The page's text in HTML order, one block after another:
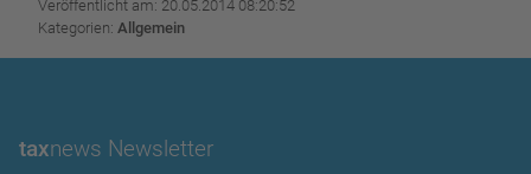
Veröffentlicht am: 20.05.2014 08:20:52
Kategorien: Allgemein
taxnews Newsletter